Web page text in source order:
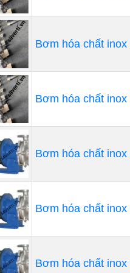
các quy trình sản xuất liên
Ứng dụng trong ngành
cầu kích thước và tính
Ứng dụng trong nông
Ứng dụng nông nghiệp
Ưng dụng trong sử lý
phức tạp.
Bơm hóa chất
Bơm hóa chất
Bơm hóa chất
Bơm hóa chất
Bơm hóa chất